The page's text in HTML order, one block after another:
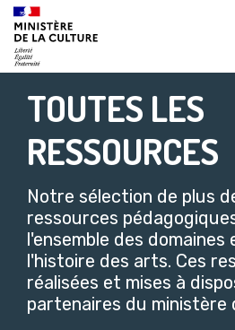
TOUTES LES
RESSOURCES
Notre sélection de plus
ressources
l'ensemble des domaines
l'histoire des arts. Ces
réalisées et mises à
partenaires du ministère
Gestion de vos préférences sur